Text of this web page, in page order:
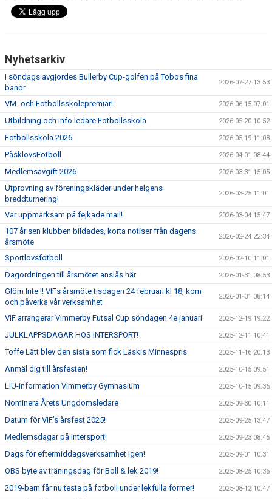
KONTAKT / BOKNING
Nyhetsarkiv
I söndags avgjordes Bullerby Cup-golfen på Tobos fina
banor
2026-07-27 13:53
VM- och Fotbollsskolepremiär! 2026-06-15 07:01
Utbildning och info ledare Fotbollsskola 2026-05-20 10:52
Fotbollsskola 2026 2026-05-19 11:08
PåsklovsFotboll 2026-04-01 08:44
Medlemsavgift 2026 2026-03-31 15:05
Utprovning av föreningskläder under helgens
breddturnering!
2026-03-25 11:01
Var uppmärksam på fejkade mail! 2026-03-04 15:47
107 år sen klubben bildades, korta notiser från dagens
årsmöte
2026-02-24 22:34
Sportlovsfotboll 2026-02-10 11:01
Dagordningen till årsmötet anslås här 2026-01-31 08:53
Glöm Inte !! VIFs årsmöte tisdagen 24 februari kl 18, kom
och påverka vår verksamhet
2026-01-31 08:14
VIF arrangerar Vimmerby Futsal Cup söndagen 4e januari 2025-12-19 19:22
JULKLAPPSDAGAR HOS INTERSPORT! 2025-12-11 10:41
Toffe Lätt blev den sista som fick Läskis Minnespris 2025-11-16 20:13
Anmäl dig till årsfesten! 2025-10-15 09:51
LIU-information Vimmerby Gymnasium 2025-10-15 09:36
Nominera Årets Ungdomsledare 2025-09-30 10:11
Datum för VIF’s årsfest 2025! 2025-09-25 13:47
Medlemsdagar på Intersport! 2025-09-23 08:45
Dags för eftermiddagsverksamhet igen! 2025-09-01 10:31
OBS byte av träningsdag för Boll & lek 2019! 2025-08-25 10:36
2019-barn får nu testa på fotboll under lekfulla former! 2025-08-12 10:47